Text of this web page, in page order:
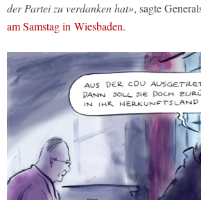
der Partei zu verdanken hat», sagte
am Samstag in Wiesbaden.